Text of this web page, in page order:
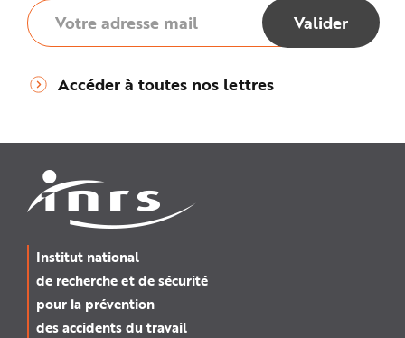
Accéder à toutes nos lettres
Institut national
de recherche et de sécurité
pour la prévention
des accidents du travail